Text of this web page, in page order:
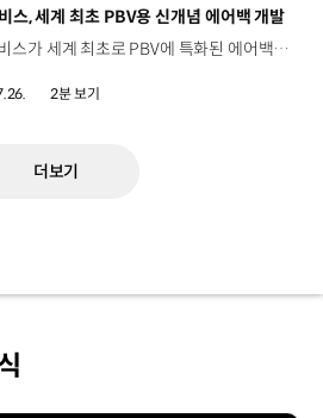
]스, 세계 최초 PBV용 신개념 에어백 개발
현대모비스가 세계 최초로 PBV에 특화된 에어백을 개발했습니다. 이번에 공개한 에어백은‘도어 장착형 커튼에어백’과 ‘자립형 동승석에어백’으로 실내가 넓고 다채로운 실내디자인이 가능한 PBV 특성에 맞게 개발됐습니다. 기존의 커튼에어백이 위에서 아래로 펼쳐지는 것과 달리, 도어 장착형 커튼에어백은 와이어를 따라 아래서 위로 수직 팽창하는데요. 차 옆문에 장착해 완전히 펼쳐지는 데 0.03초가 걸리며 북미 교통안전국(NHTSA)이 정한 안전성 기준도 충족합니다. 자립형 에어백은 전면 유리창까지 실내 공간이 넓은 PBV 특성을 고려한 기술로 에어백 하부의 지지력만으로도 고정성을 확보했으며 전면 유리창에 닿지 않고도 충격을 흡수할 수 있게 해 북미 신차평가프로그램(NCAP) 기준 높은 등급 수준의 안전성도 확보했습니다. 현대모비스는 PBV용 에어백의 확장성에 주목해 해외 시장의 안전기준을 충족하고 다양한 에어백을 개발해 나갈 계획입니다.
2분 보기
더보기